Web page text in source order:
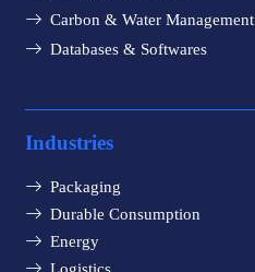
Carbon & Water Management
Databases & Softwares
Industries
Packaging
Durable Consumption
Energy